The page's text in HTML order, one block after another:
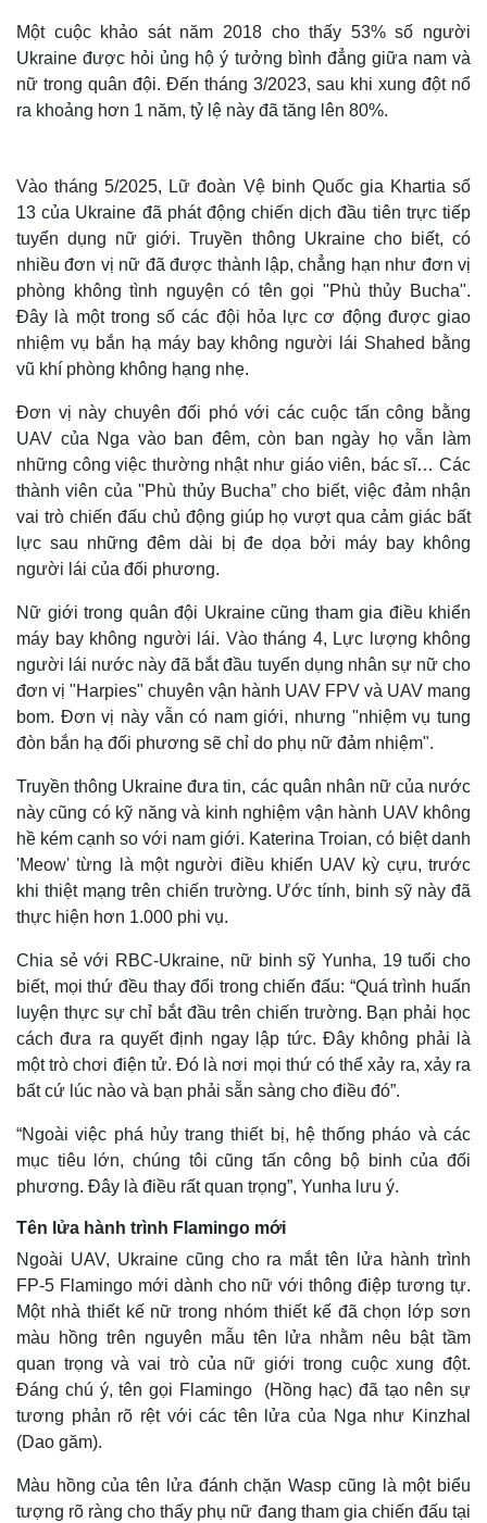
Thế giới
Quan sát
Cuộc sống đó đây
Hồ sơ
Ảnh
E-Magazine
Infographic
Một cuộc khảo sát năm 2018 cho thấy 53% số người
Ukraine được hỏi ủng hộ ý tưởng bình đẳng giữa nam và
nữ trong quân đội. Đến tháng 3/2023, sau khi xung đột nổ
ra khoảng hơn 1 năm, tỷ lệ này đã tăng lên 80%.
Vào tháng 5/2025, Lữ đoàn Vệ binh Quốc gia Khartia số
13 của Ukraine đã phát động chiến dịch đầu tiên trực tiếp
tuyển dụng nữ giới. Truyền thông Ukraine cho biết, có
nhiều đơn vị nữ đã được thành lập, chẳng hạn như đơn vị
phòng không tình nguyện có tên gọi "Phù thủy Bucha".
Đây là một trong số các đội hỏa lực cơ động được giao
nhiệm vụ bắn hạ máy bay không người lái Shahed bằng
vũ khí phòng không hạng nhẹ.
Đơn vị này chuyên đối phó với các cuộc tấn công bằng
UAV của Nga vào ban đêm, còn ban ngày họ vẫn làm
những công việc thường nhật như giáo viên, bác sĩ… Các
thành viên của "Phù thủy Bucha” cho biết, việc đảm nhận
vai trò chiến đấu chủ động giúp họ vượt qua cảm giác bất
lực sau những đêm dài bị đe dọa bởi máy bay không
người lái của đối phương.
Nữ giới trong quân đội Ukraine cũng tham gia điều khiển
máy bay không người lái. Vào tháng 4, Lực lượng không
người lái nước này đã bắt đầu tuyển dụng nhân sự nữ cho
đơn vị "Harpies" chuyên vận hành UAV FPV và UAV mang
bom. Đơn vị này vẫn có nam giới, nhưng "nhiệm vụ tung
đòn bắn hạ đối phương sẽ chỉ do phụ nữ đảm nhiệm".
Truyền thông Ukraine đưa tin, các quân nhân nữ của nước
này cũng có kỹ năng và kinh nghiệm vận hành UAV không
hề kém cạnh so với nam giới. Katerina Troian, có biệt danh
'Meow' từng là một người điều khiển UAV kỳ cựu, trước
khi thiệt mạng trên chiến trường. Ước tính, binh sỹ này đã
thực hiện hơn 1.000 phi vụ.
Chia sẻ với RBC-Ukraine, nữ binh sỹ Yunha, 19 tuổi cho
biết, mọi thứ đều thay đổi trong chiến đấu: “Quá trình huấn
luyện thực sự chỉ bắt đầu trên chiến trường. Bạn phải học
cách đưa ra quyết định ngay lập tức. Đây không phải là
một trò chơi điện tử. Đó là nơi mọi thứ có thể xảy ra, xảy ra
bất cứ lúc nào và bạn phải sẵn sàng cho điều đó”.
“Ngoài việc phá hủy trang thiết bị, hệ thống pháo và các
mục tiêu lớn, chúng tôi cũng tấn công bộ binh của đối
phương. Đây là điều rất quan trọng”, Yunha lưu ý.
Tên lửa hành trình Flamingo mới
Ngoài UAV, Ukraine cũng cho ra mắt tên lửa hành trình
FP-5 Flamingo mới dành cho nữ với thông điệp tương tự.
Một nhà thiết kế nữ trong nhóm thiết kế đã chọn lớp sơn
màu hồng trên nguyên mẫu tên lửa nhằm nêu bật tầm
quan trọng và vai trò của nữ giới trong cuộc xung đột.
Đáng chú ý, tên gọi Flamingo (Hồng hạc) đã tạo nên sự
tương phản rõ rệt với các tên lửa của Nga như Kinzhal
(Dao găm).
Màu hồng của tên lửa đánh chặn Wasp cũng là một biểu
tượng rõ ràng cho thấy phụ nữ đang tham gia chiến đấu tại